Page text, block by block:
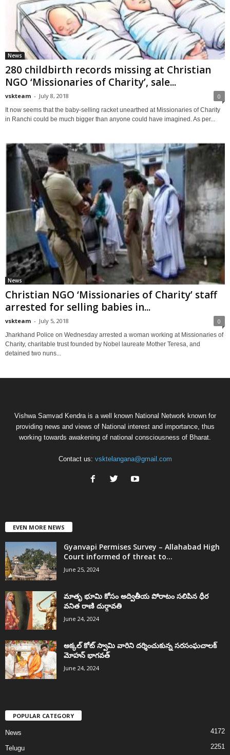
News
280 childbirth records missing at Christian
NGO ‘Missionaries of Charity’, sale...
vskteam - July 8, 2018 0
It now seems that the baby-selling racket unearthed at Missionaries of Charity
in Ranchi could be much bigger than anyone could have imagined. As per...
News
Christian NGO ‘Missionaries of Charity’ staff
arrested for selling babies in...
vskteam - July 5, 2018 0
Jharkhand Police on Wednesday arrested a woman working at Missionaries of
Charity, charitable trust founded by Nobel laureate Mother Teresa, and
detained two nuns...
Vishwa Samvad Kendra is a well known National Network known for
providing news and views of National interest and importance, thus
working towards awakening of national consciousness of Bharat.
Contact us: vsktelangana@gmail.com
EVEN MORE NEWS
Gyanvapi Permises Survey – Allahabad High
Court informed of threat to...
June 25, 2024
మాతృ భూమి కోసం అద్వితీయ పోరాటం సలిపిన ధీర
వనిత రాణి దుర్గావతి
June 24, 2024
అక్కల్‌ కోట్‌ స్వామి వారిని దర్శించుకున్న సరసంఘచాలక్
మోహన్ భాగవత్
June 24, 2024
POPULAR CATEGORY
News 4172
Telugu 2251